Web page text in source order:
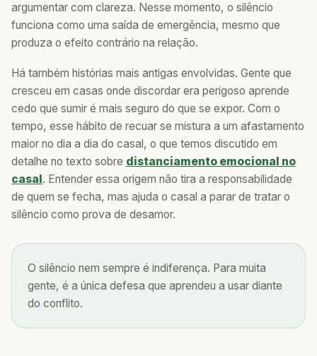
argumentar com clareza. Nesse momento, o silêncio
funciona como uma saída de emergência, mesmo que
produza o efeito contrário na relação.
Há também histórias mais antigas envolvidas. Gente que
cresceu em casas onde discordar era perigoso aprende
cedo que sumir é mais seguro do que se expor. Com o
tempo, esse hábito de recuar se mistura a um afastamento
maior no dia a dia do casal, o que temos discutido em
detalhe no texto sobre distanciamento emocional no
casal . Entender essa origem não tira a responsabilidade
de quem se fecha, mas ajuda o casal a parar de tratar o
silêncio como prova de desamor.
O silêncio nem sempre é indiferença. Para muita
gente, é a única defesa que aprendeu a usar diante
do conflito.